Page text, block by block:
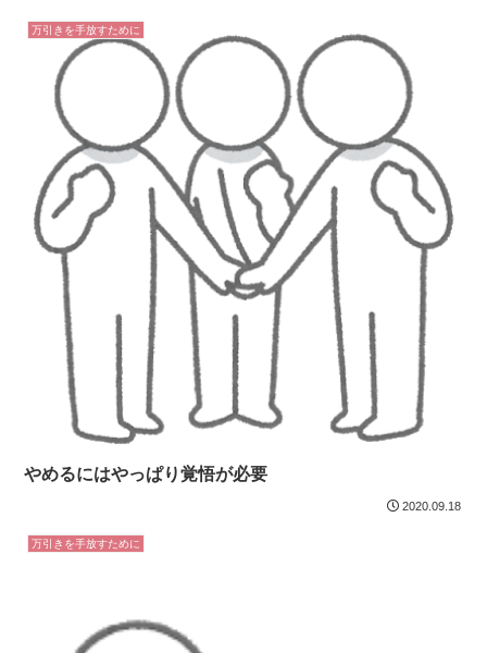
万引きを手放すために
やめるにはやっぱり覚悟が必要
2020.09.18
万引きを手放すために